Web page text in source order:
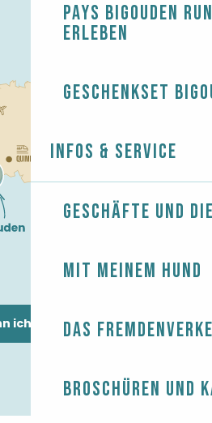
Pays Bigouden
erleben
Geschenkset
Infos & Service
Geschäfte und
Mit meinem Hund
Das
Broschüren und
ich kommen?